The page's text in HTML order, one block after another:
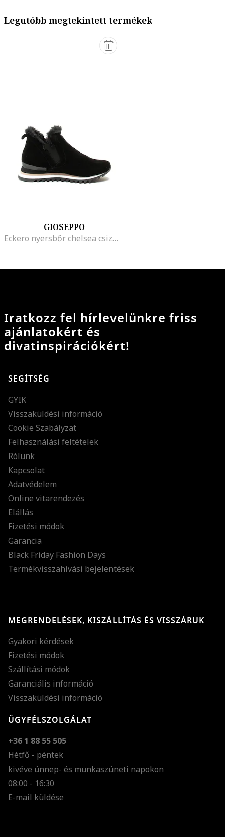
Legutóbb megtekintett termékek
GIOSEPPO
Eckero nyersbőr chelsea csizma műszőrme béléssel
Iratkozz fel hírlevelünkre friss
ajánlatokért és
divatinspirációkért!
SEGÍTSÉG
GYIK
Visszaküldési információ
Cookie Szabályzat
Felhasználási feltételek
Rólunk
Kapcsolat
Adatvédelem
Online vitarendezés
Elállás
Fizetési módok
Garancia
Black Friday Fashion Days
Termékvisszahívási bejelentések
MEGRENDELÉSEK, KISZÁLLÍTÁS ÉS VISSZÁRUK
Gyakori kérdések
Fizetési módok
Szállítási módok
Garanciális információ
Visszaküldési információ
ÜGYFÉLSZOLGÁLAT
+36 1 88 55 505
Hétfő - péntek
kivéve ünnep- és munkaszüneti napokon
08:00 - 16:30
E-mail küldése